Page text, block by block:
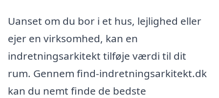
Uanset om du bor i et hus, lejlighed eller
ejer en virksomhed, kan en
indretningsarkitekt tilføje værdi til dit
rum. Gennem find-indretningsarkitekt.dk
kan du nemt finde de bedste